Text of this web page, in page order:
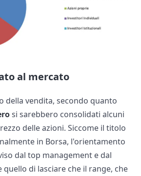
al mercato
della vendita, secondo quanto
si sarebbero consolidati alcuni
delle azioni. Siccome il titolo
in Borsa, l'orientamento
dal top management e dal
di lasciare che il range, che